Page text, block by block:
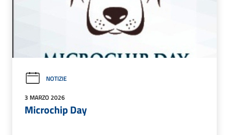
NOTIZIE
3 MARZO 2026
Microchip Day